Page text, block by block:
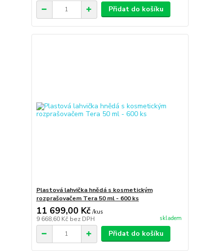
Přidat do košíku
Plastová lahvička hnědá s kosmetickým
rozprašovačem Tera 50 ml - 600 ks
11 699,00 Kč /kus
9 668,60 Kč bez DPH skladem
Přidat do košíku